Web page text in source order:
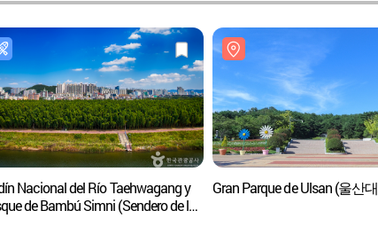
Nacional del Río Taehwagang y
de Bambú Simni (Sendero de la
Gran Parque de Ulsan (울산